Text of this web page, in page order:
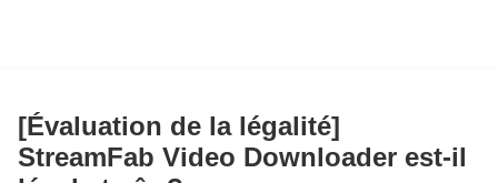
[Évaluation de la légalité]
StreamFab Video Downloader est-il